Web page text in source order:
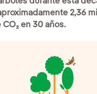
2,36
en 30 años.